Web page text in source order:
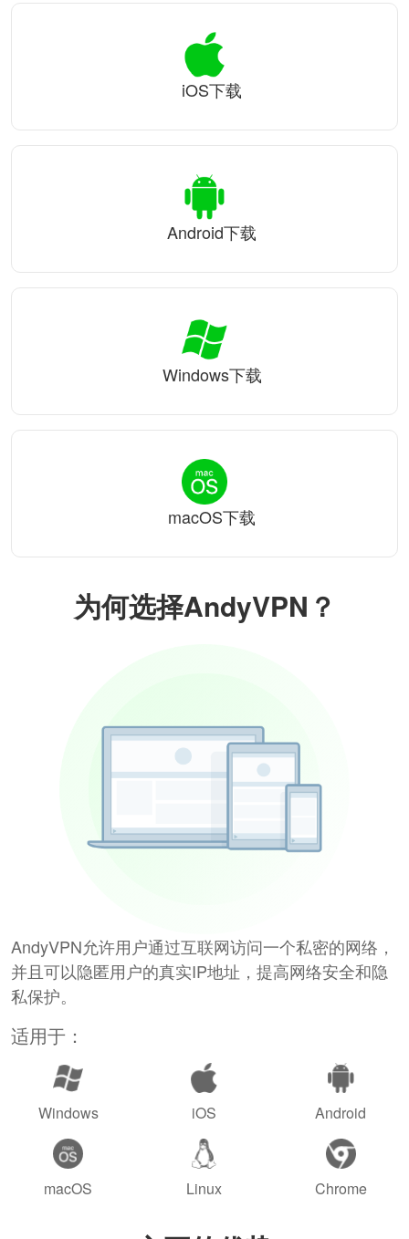
为何选择AndyVPN？
AndyVPN允许用户通过互联网访问一个私密的网络，
并且可以隐匿用户的真实IP地址，提高网络安全和隐
私保护。
适用于：
Windows iOS Android
macOS Linux Chrome
iOS下载
Android下载
Windows下载
macOS下载